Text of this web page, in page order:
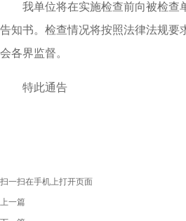
我单位将在实施检查前向被检查
告知书。检查情况将按照法律法规要
会各界监督。
特此通告
扫一扫在手机上打开页面
上一篇